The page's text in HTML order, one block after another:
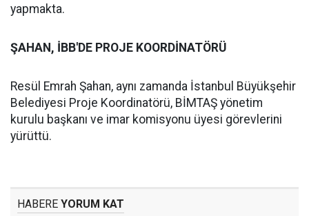
yapmakta.
ŞAHAN, İBB'DE PROJE KOORDİNATÖRÜ
Resül Emrah Şahan, aynı zamanda İstanbul Büyükşehir
Belediyesi Proje Koordinatörü, BİMTAŞ yönetim
kurulu başkanı ve imar komisyonu üyesi görevlerini
yürüttü.
HABERE YORUM KAT